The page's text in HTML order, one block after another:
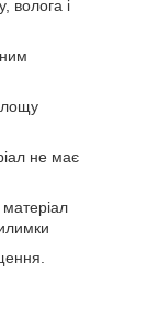
волога і
не має